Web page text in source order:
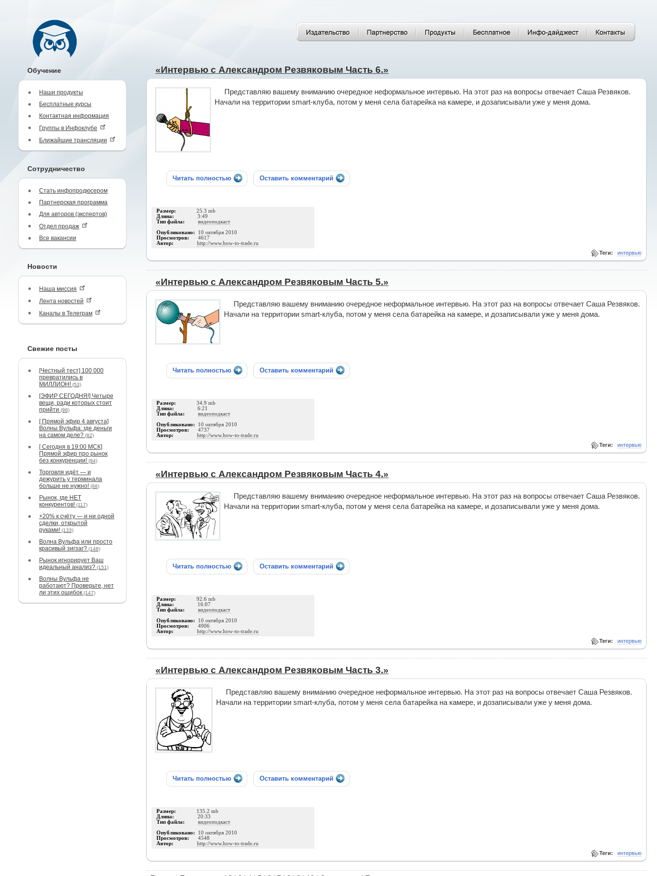
Обучение
Наши продукты
Бесплатные курсы
Контактная информация
Группы в Инфоклубе
Ближайшие трансляции
Сотрудничество
Стать инфопродюсером
Партнерская программа
Для авторов (экспертов)
Отдел продаж
Все вакансии
Новости
Наша миссия
Лента новостей
Каналы в Телеграм
Свежие посты
[Честный тест] 100 000
превратились в
МИЛЛИОН! (53)
[ЭФИР СЕГОДНЯ!] Четыре
вещи, ради которых стоит
прийти (98)
[ Прямой эфир 4 августа]
Волны Вульфа: где деньги
на самом деле? (82)
[ Сегодня в 19:00 МСК]
Прямой эфир про рынок
без конкуренции! (94)
Торговля идёт — и
дежурить у терминала
больше не нужно! (98)
Рынок, где НЕТ
конкурентов! (117)
+20% к счёту — и ни одной
сделки, открытой
руками! (133)
Волна Вульфа или просто
красивый зигзаг? (148)
Рынок игнорирует Ваш
идеальный анализ? (151)
Волны Вульфа не
работают? Проверьте, нет
ли этих ошибок (147)
«Интервью с Александром Резвяковым Часть 6.»
Представляю вашему вниманию очередное неформальное интервью. На этот раз на вопросы отвечает Саша Резвяков.
Начали на территории smart-клуба, потом у меня села батарейка на камере, и дозаписывали уже у меня дома.
Читать полностью Оставить комментарий
Размер: 25.3 mb
Длина: 3:49
Тип файла: видеоподкаст
Опубликовано: 10 октября 2010
Просмотров: 4617
Автор: http://www.how-to-trade.ru
Теги: интервью
«Интервью с Александром Резвяковым Часть 5.»
Представляю вашему вниманию очередное неформальное интервью. На этот раз на вопросы отвечает Саша Резвяков.
Начали на территории smart-клуба, потом у меня села батарейка на камере, и дозаписывали уже у меня дома.
Читать полностью Оставить комментарий
Размер: 34.9 mb
Длина: 6:21
Тип файла: видеоподкаст
Опубликовано: 10 октября 2010
Просмотров: 4737
Автор: http://www.how-to-trade.ru
Теги: интервью
«Интервью с Александром Резвяковым Часть 4.»
Представляю вашему вниманию очередное неформальное интервью. На этот раз на вопросы отвечает Саша Резвяков.
Начали на территории smart-клуба, потом у меня села батарейка на камере, и дозаписывали уже у меня дома.
Читать полностью Оставить комментарий
Размер: 92.6 mb
Длина: 16:07
Тип файла: видеоподкаст
Опубликовано: 10 октября 2010
Просмотров: 4906
Автор: http://www.how-to-trade.ru
Теги: интервью
«Интервью с Александром Резвяковым Часть 3.»
Представляю вашему вниманию очередное неформальное интервью. На этот раз на вопросы отвечает Саша Резвяков.
Начали на территории smart-клуба, потом у меня села батарейка на камере, и дозаписывали уже у меня дома.
Читать полностью Оставить комментарий
Размер: 135.2 mb
Длина: 20:33
Тип файла: видеоподкаст
Опубликовано: 10 октября 2010
Просмотров: 4548
Автор: http://www.how-to-trade.ru
Теги: интервью